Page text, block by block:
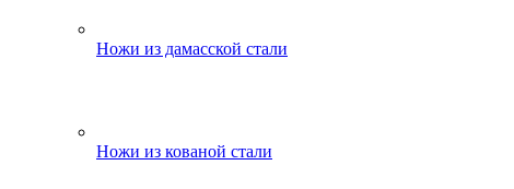
Ножи из дамасской стали
Ножи из кованой стали